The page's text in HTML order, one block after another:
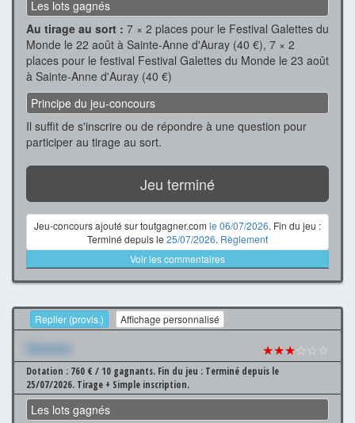
Les lots gagnés
Au tirage au sort : 7 × 2 places pour le Festival Galettes du
Monde le 22 août à Sainte-Anne d'Auray (40 €), 7 × 2
places pour le festival Festival Galettes du Monde le 23 août
à Sainte-Anne d'Auray (40 €)
Principe du jeu-concours
Il suffit de s'inscrire ou de répondre à une question pour
participer au tirage au sort.
Jeu terminé
Jeu-concours ajouté sur toutgagner.com le 06/07/2026. Fin du jeu :
Terminé depuis le 25/07/2026. Règlement
Voir les commentaires
Replier (provis.) Affichage personnalisé
Xxxxxxx ★★★☆☆☆
Dotation : 760 € / 10 gagnants. Fin du jeu : Terminé depuis le
25/07/2026. Tirage + Simple inscription.
Les lots gagnés